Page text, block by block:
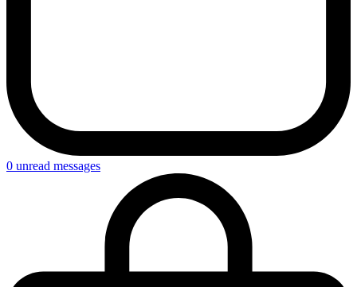
0 unread messages